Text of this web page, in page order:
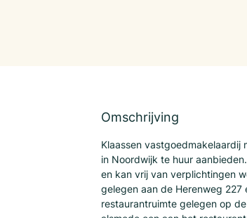
Omschrijving
Klaassen
in Noordwijk te huur
en kan vrij van verplichtingen
gelegen aan de Herenweg
restaurantruimte gelegen op